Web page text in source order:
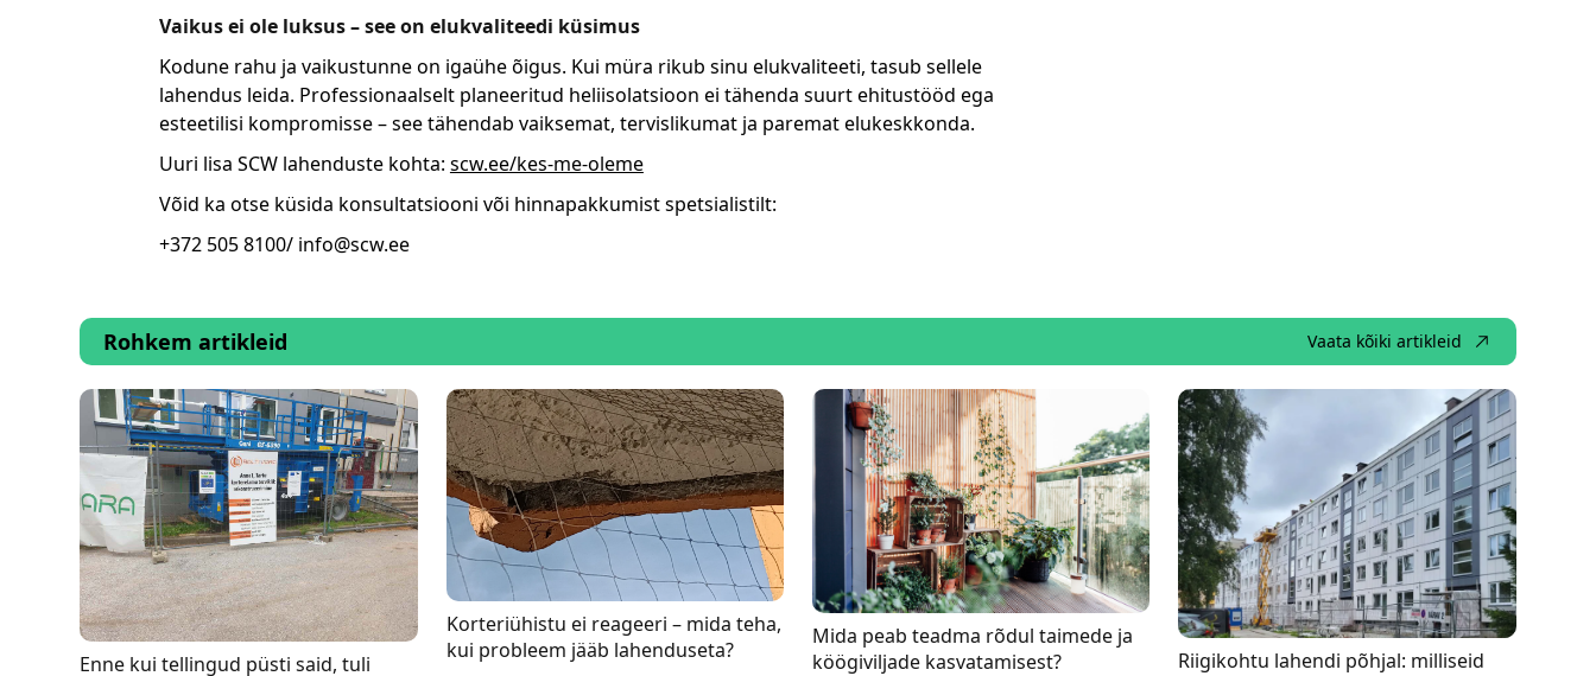
Vaikus ei ole luksus – see on elukvaliteedi küsimus
Kodune rahu ja vaikustunne on igaühe õigus. Kui müra rikub sinu elukvaliteeti, tasub sellele
lahendus leida. Professionaalselt planeeritud heliisolatsioon ei tähenda suurt ehitustööd ega
esteetilisi kompromisse – see tähendab vaiksemat, tervislikumat ja paremat elukeskkonda.
Uuri lisa SCW lahenduste kohta: scw.ee/kes-me-oleme
Võid ka otse küsida konsultatsiooni või hinnapakkumist spetsialistilt:
+372 505 8100/ info@scw.ee
Rohkem artikleid Vaata kõiki artikleid
Enne kui tellingud püsti said, tuli
Korteriühistu ei reageeri – mida teha,
kui probleem jääb lahenduseta?
Mida peab teadma rõdul taimede ja
köögiviljade kasvatamisest?
Riigikohtu lahendi põhjal: milliseid